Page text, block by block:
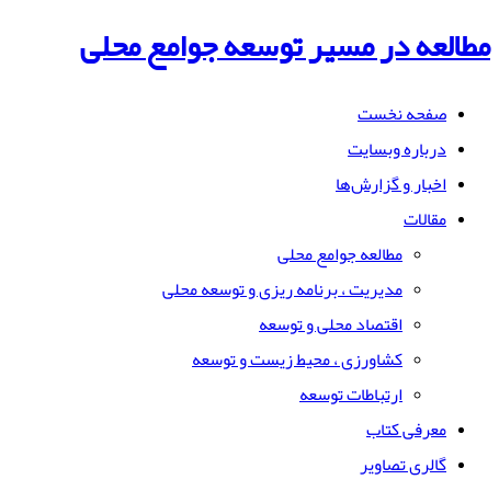
مطالعه در مسیر توسعه جوامع محلی
صفحه نخست
درباره وبسایت
اخبار و گزارش‌ها
مقالات
مطالعه جوامع محلی
مدیریت ، برنامه ریزی و توسعه محلی
اقتصاد محلی و توسعه
کشاورزی ، محیط زیست و توسعه
ارتباطات توسعه
معرفی کتاب
گالری تصاویر